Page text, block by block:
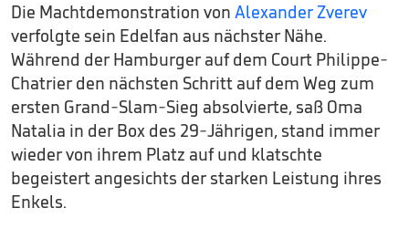
Die Machtdemonstration von Alexander Zverev
verfolgte sein Edelfan aus nächster Nähe.
Während der Hamburger auf dem Court Philippe-
Chatrier den nächsten Schritt auf dem Weg zum
ersten Grand-Slam-Sieg absolvierte, saß Oma
Natalia in der Box des 29-Jährigen, stand immer
wieder von ihrem Platz auf und klatschte
begeistert angesichts der starken Leistung ihres
Enkels.